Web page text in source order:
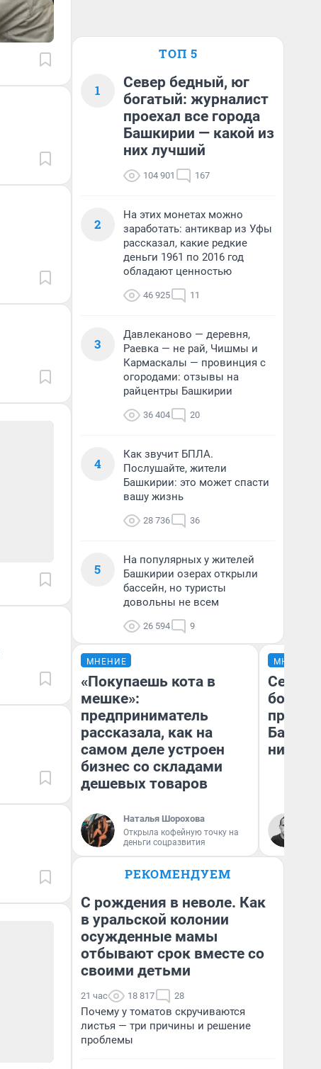
ТОП 5
1
Север бедный, юг
богатый: журналист
проехал все города
Башкирии — какой из
них лучший
104 901 167
2
На этих монетах можно
заработать: антиквар из Уфы
рассказал, какие редкие
деньги 1961 по 2016 год
обладают ценностью
46 925 11
3
Давлеканово — деревня,
Раевка — не рай, Чишмы и
Кармаскалы — провинция с
огородами: отзывы на
райцентры Башкирии
36 404 20
4
Как звучит БПЛА.
Послушайте, жители
Башкирии: это может спасти
вашу жизнь
28 736 36
5
На популярных у жителей
Башкирии озерах открыли
бассейн, но туристы
довольны не всем
26 594 9
МНЕНИЕ
«Покупаешь кота в
мешке»:
предприниматель
рассказала, как на
самом деле устроен
бизнес со складами
дешевых товаров
Наталья Шорохова
Открыла кофейную точку на
деньги соцразвития
МНЕНИЕ
Север
них
РЕКОМЕНДУЕМ
С рождения в неволе. Как
в уральской колонии
осужденные мамы
отбывают срок вместе со
своими детьми
21 час 18 817 28
Почему у томатов скручиваются
листья — три причины и решение
проблемы